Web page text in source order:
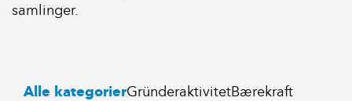
samlinger.
Alle kategorierGründeraktivitetBærekraft